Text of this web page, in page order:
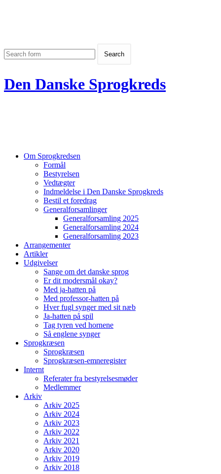
Den Danske Sprogkreds
Om Sprogkredsen
Formål
Bestyrelsen
Vedtægter
Indmeldelse i Den Danske Sprogkreds
Bestil et foredrag
Generalforsamlinger
Generalforsamling 2025
Generalforsamling 2024
Generalforsamling 2023
Arrangementer
Artikler
Udgivelser
Sange om det danske sprog
Er dit modersmål okay?
Med ja-hatten på
Med professor-hatten på
Hver fugl synger med sit næb
Ja-hatten på spil
Tag tyren ved hornene
Så englene synger
Sprogkræsen
Sprogkræsen
Sprogkræsen-emneregister
Internt
Referater fra bestyrelsesmøder
Medlemmer
Arkiv
Arkiv 2025
Arkiv 2024
Arkiv 2023
Arkiv 2022
Arkiv 2021
Arkiv 2020
Arkiv 2019
Arkiv 2018